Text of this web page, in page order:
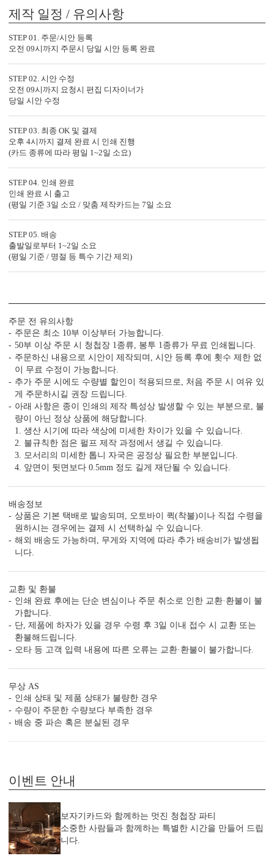
실링 스탬프
실링 스티커
카드 봉투
청첩장 리본
편리함 더하기
(주문 단계에서 이용하실 수 있는 서비스입니다.)
빠른 제작 서비스
청첩장 ‘더’ 할인받는 법
제작 일정 / 유의사항
STEP 01. 주문/시안 등록
오전 09시까지 주문시 당일 시안 등록 완료
STEP 02. 시안 수정
오전 09시까지 요청시 편집 디자이너가
당일 시안 수정
STEP 03. 최종 OK 및 결제
오후 4시까지 결제 완료 시 인쇄 진행
(카드 종류에 따라 평일 1~2일 소요)
STEP 04. 인쇄 완료
인쇄 완료 시 출고
(평일 기준 3일 소요 / 맞춤 제작카드는 7일 소요
STEP 05. 배송
출발일로부터 1~2일 소요
(평일 기준 / 명절 등 특수 기간 제외)
주문 전 유의사항
주문은 최소 10부 이상부터 가능합니다.
50부 이상 주문 시 청첩장 1종류, 봉투 1종류가 무료 인쇄됩니다.
주문하신 내용으로 시안이 제작되며, 시안 등록 후에 횟수 제한 없
이 무료 수정이 가능합니다.
추가 주문 시에도 수량별 할인이 적용되므로, 처음 주문 시 여유 있
게 주문하시길 권장 드립니다.
아래 사항은 종이 인쇄의 제작 특성상 발생할 수 있는 부분으로, 불
량이 아닌 정상 상품에 해당합니다.
1. 생산 시기에 따라 색상에 미세한 차이가 있을 수 있습니다.
2. 불규칙한 점은 펄프 제작 과정에서 생길 수 있습니다.
3. 모서리의 미세한 톱니 자국은 공정상 필요한 부분입니다.
4. 앞면이 뒷면보다 0.5mm 정도 길게 재단될 수 있습니다.
배송정보
상품은 기본 택배로 발송되며, 오토바이 퀵(착불)이나 직접 수령을
원하시는 경우에는 결제 시 선택하실 수 있습니다.
해외 배송도 가능하며, 무게와 지역에 따라 추가 배송비가 발생됩
니다.
교환 및 환불
인쇄 완료 후에는 단순 변심이나 주문 취소로 인한 교환·환불이 불
가합니다.
단, 제품에 하자가 있을 경우 수령 후 3일 이내 접수 시 교환 또는
환불해드립니다.
오타 등 고객 입력 내용에 따른 오류는 교환·환불이 불가합니다.
무상 AS
인쇄 상태 및 제품 상태가 불량한 경우
수량이 주문한 수량보다 부족한 경우
배송 중 파손 혹은 분실된 경우
이벤트 안내
보자기카드와 함께하는 멋진 청첩장 파티
소중한 사람들과 함께하는 특별한 시간을 만들어 드립
니다.